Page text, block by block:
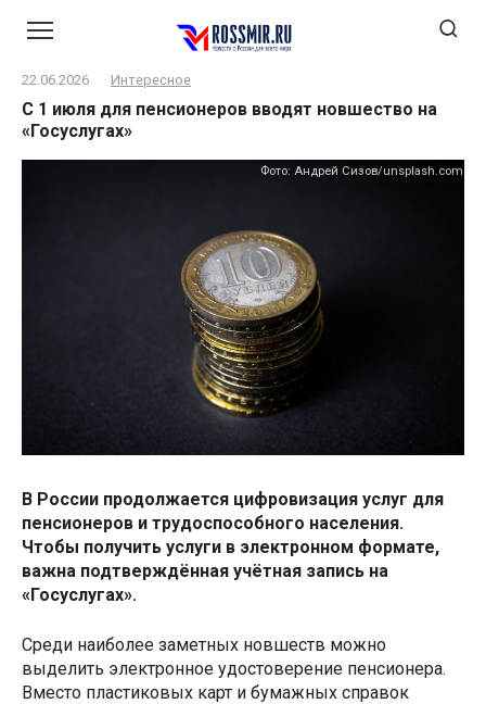
22.06.2026 Интересное
С 1 июля для пенсионеров вводят новшество на
«Госуслугах»
Фото: Андрей Сизов/unsplash.com
В России продолжается цифровизация услуг для
пенсионеров и трудоспособного населения.
Чтобы получить услуги в электронном формате,
важна подтверждённая учётная запись на
«Госуслугах».
Среди наиболее заметных новшеств можно
выделить электронное удостоверение пенсионера.
Вместо пластиковых карт и бумажных справок